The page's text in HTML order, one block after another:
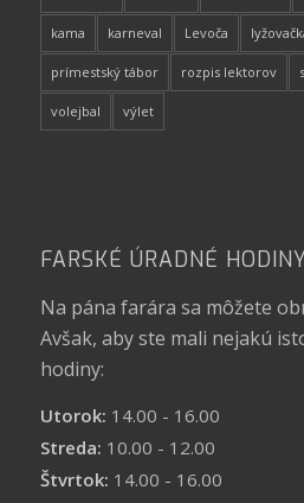
kama karneval Levoča
prímestský tábor rozpis lektorov
volejbal výlet
FARSKÉ ÚRADNÉ HODINY
Na pána farára sa môžete
Avšak, aby ste mali nejakú
hodiny:
Utorok: 14.00 - 16.00
Streda: 10.00 - 12.00
Štvrtok: 14.00 - 16.00